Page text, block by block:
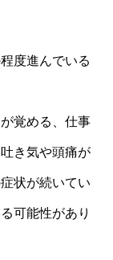
度進んでいる
覚める、仕事
き気や頭痛が
状が続いてい
可能性があり